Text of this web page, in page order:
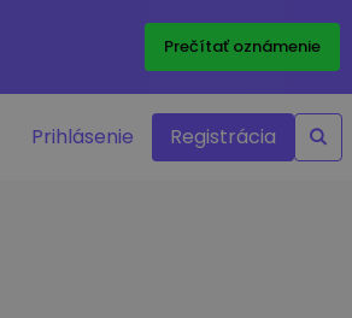
Prečítať oznámenie
Prihlásenie Registrácia